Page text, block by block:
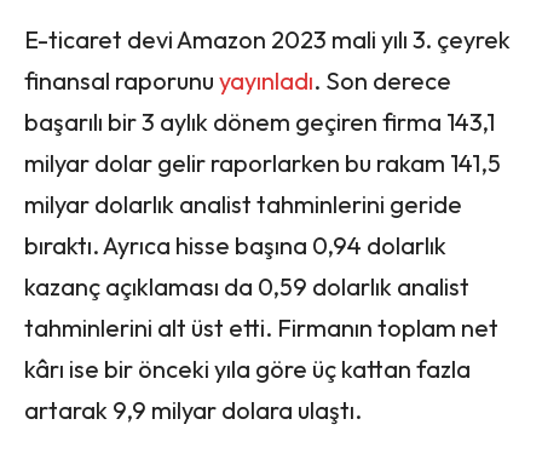
E-ticaret devi Amazon 2023 mali yılı 3. çeyrek
finansal raporunu yayınladı. Son derece
başarılı bir 3 aylık dönem geçiren firma 143,1
milyar dolar gelir raporlarken bu rakam 141,5
milyar dolarlık analist tahminlerini geride
bıraktı. Ayrıca hisse başına 0,94 dolarlık
kazanç açıklaması da 0,59 dolarlık analist
tahminlerini alt üst etti. Firmanın toplam net
kârı ise bir önceki yıla göre üç kattan fazla
artarak 9,9 milyar dolara ulaştı.